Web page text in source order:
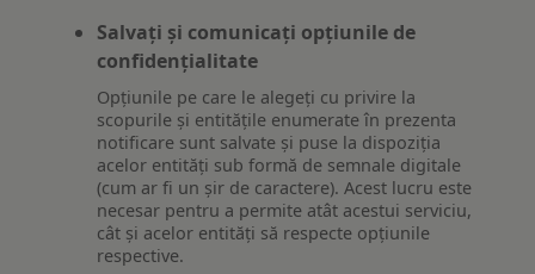
Salvați și comunicați opțiunile de
confidențialitate
Opțiunile pe care le alegeți cu privire la
scopurile și entitățile enumerate în prezenta
notificare sunt salvate și puse la dispoziția
acelor entități sub formă de semnale digitale
(cum ar fi un șir de caractere). Acest lucru este
necesar pentru a permite atât acestui serviciu,
cât și acelor entități să respecte opțiunile
respective.